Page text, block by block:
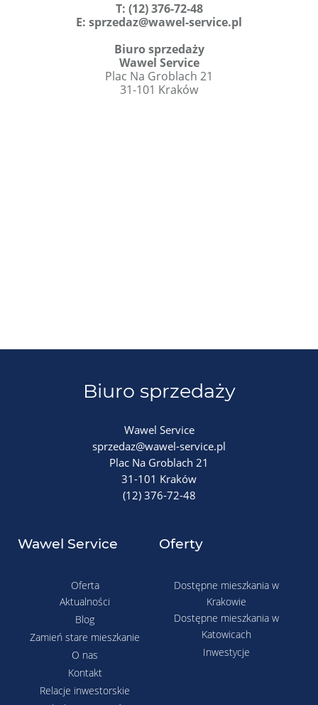
T: (12) 376-72-48
E: sprzedaz@wawel-service.pl
Biuro sprzedaży
Wawel Service
Plac Na Groblach 21
31-101 Kraków
Biuro sprzedaży
Wawel Service
sprzedaz@wawel-service.pl
Plac Na Groblach 21
31-101 Kraków
(12) 376-72-48
Wawel Service
Oferta
Aktualności
Blog
Zamień stare mieszkanie
O nas
Kontakt
Relacje inwestorskie
Oferty
Dostępne mieszkania w
Krakowie
Dostępne mieszkania w
Katowicach
Inwestycje